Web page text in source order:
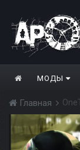
МОДЫ
Главная